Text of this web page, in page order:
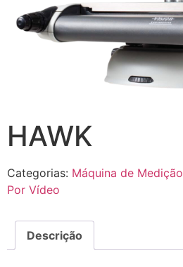
HAWK
Categorias: Máquina de Medição
Por Vídeo
Descrição